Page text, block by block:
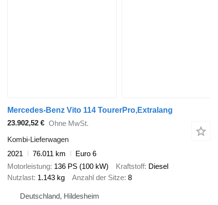
Mercedes-Benz Vito 114 TourerPro,Extralang
23.902,52 € Ohne MwSt.
Kombi-Lieferwagen
2021
76.011 km
Euro 6
Motorleistung 136 PS (100 kW) Kraftstoff Diesel
Nutzlast 1.143 kg Anzahl der Sitze 8
Deutschland, Hildesheim